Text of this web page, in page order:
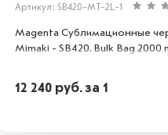
Артикул: SB420-MT-2L-1
Magenta Сублимационные
Mimaki - SB420. Bulk Bag 2000
12 240 руб.за 1